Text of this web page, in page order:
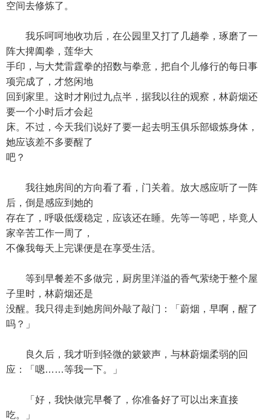
空间去修炼了。
我乐呵呵地收功后，在公园里又打了几趟拳，琢磨了一
阵大捭阖拳，莲华大
手印，与大梵雷霆拳的招数与拳意，把自个儿修行的每日事
项完成了，才悠闲地
回到家里。这时才刚过九点半，据我以往的观察，林蔚烟还
要一个小时后才会起
床。不过，今天我们说好了要一起去明玉俱乐部锻炼身体，
她应该差不多要醒了
吧？
我往她房间的方向看了看，门关着。放大感应听了一阵
后，倒是感应到她的
存在了，呼吸低缓稳定，应该还在睡。先等一等吧，毕竟人
家辛苦工作一周了，
不像我每天上完课便是在享受生活。
等到早餐差不多做完，厨房里洋溢的香气萦绕于整个屋
子里时，林蔚烟还是
没醒。我只得走到她房间外敲了敲门：「蔚烟，早啊，醒了
吗？」
良久后，我才听到轻微的簌簌声，与林蔚烟柔弱的回
应：「嗯……等我一下。」
「好，我快做完早餐了，你准备好了可以出来直接
吃。」